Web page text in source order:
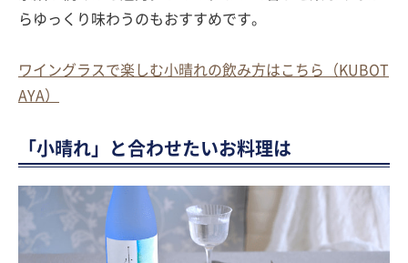
らゆっくり味わうのもおすすめです。
ワイングラスで楽しむ小晴れの飲み方はこちら（KUBOT
AYA）
「小晴れ」と合わせたいお料理は